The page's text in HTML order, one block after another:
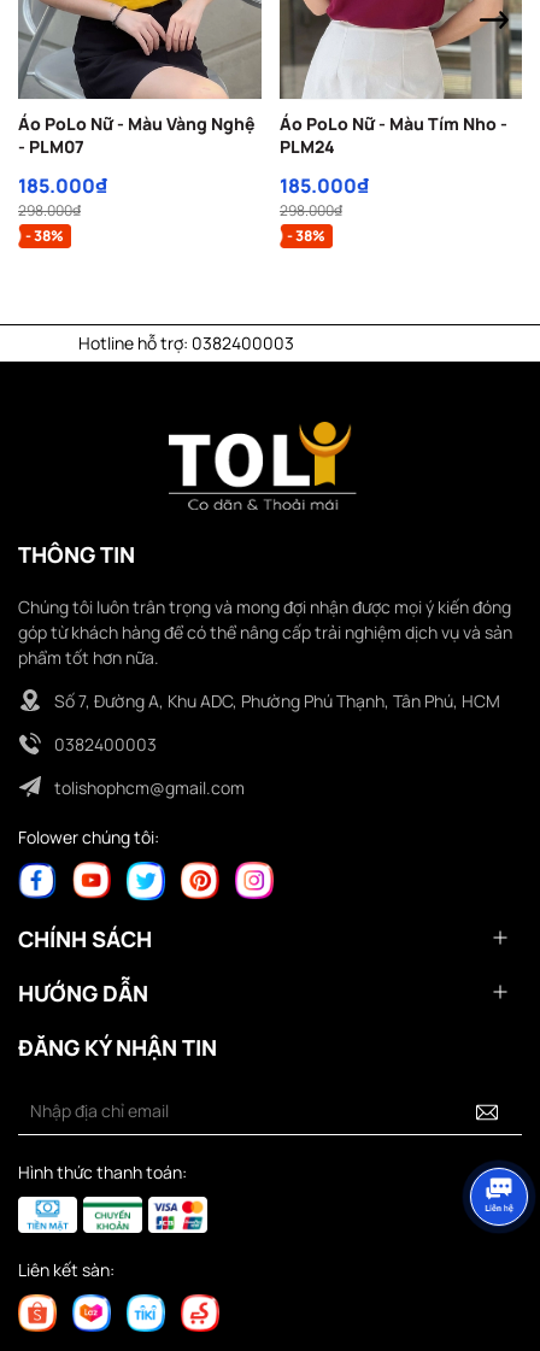
Áo PoLo Nữ - Màu Vàng Nghệ
- PLM07
185.000₫
298.000₫
- 38%
Áo PoLo Nữ - Màu Tím Nho -
PLM24
185.000₫
298.000₫
- 38%
hỗ trợ: 0382400003
THÔNG TIN
Chúng tôi luôn trân trọng và mong đợi nhận được mọi ý kiến đóng
góp từ khách hàng để có thể nâng cấp trải nghiệm dịch vụ và sản
phẩm tốt hơn nữa.
Số 7, Đường A, Khu ADC, Phường Phú Thạnh, Tân Phú, HCM
0382400003
tolishophcm@gmail.com
Folower chúng tôi:
CHÍNH SÁCH
HƯỚNG DẪN
ĐĂNG KÝ NHẬN TIN
Hình thức thanh toán:
Liên kết sàn: